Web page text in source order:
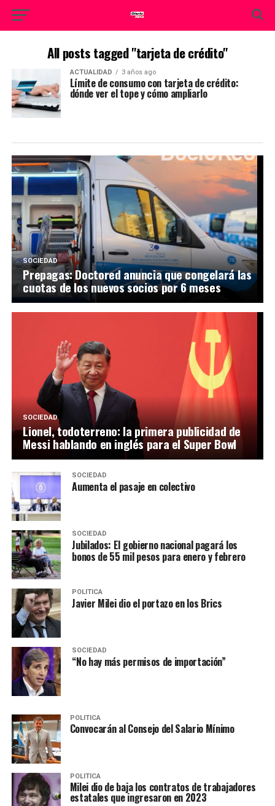
All posts tagged "tarjeta de crédito"
ACTUALIDAD 3 años ago
Límite de consumo con tarjeta de crédito:
dónde ver el tope y cómo ampliarlo
SOCIEDAD
Prepagas: Doctored anuncia que congelará las
cuotas de los nuevos socios por 6 meses
SOCIEDAD
Lionel, todoterreno: la primera publicidad de
Messi hablando en inglés para el Super Bowl
SOCIEDAD
Aumenta el pasaje en colectivo
SOCIEDAD
Jubilados: El gobierno nacional pagará los
bonos de 55 mil pesos para enero y febrero
POLITICA
Javier Milei dio el portazo en los Brics
SOCIEDAD
“No hay más permisos de importación”
POLITICA
Convocarán al Consejo del Salario Mínimo
POLITICA
Milei dio de baja los contratos de trabajadores
estatales que ingresaron en 2023